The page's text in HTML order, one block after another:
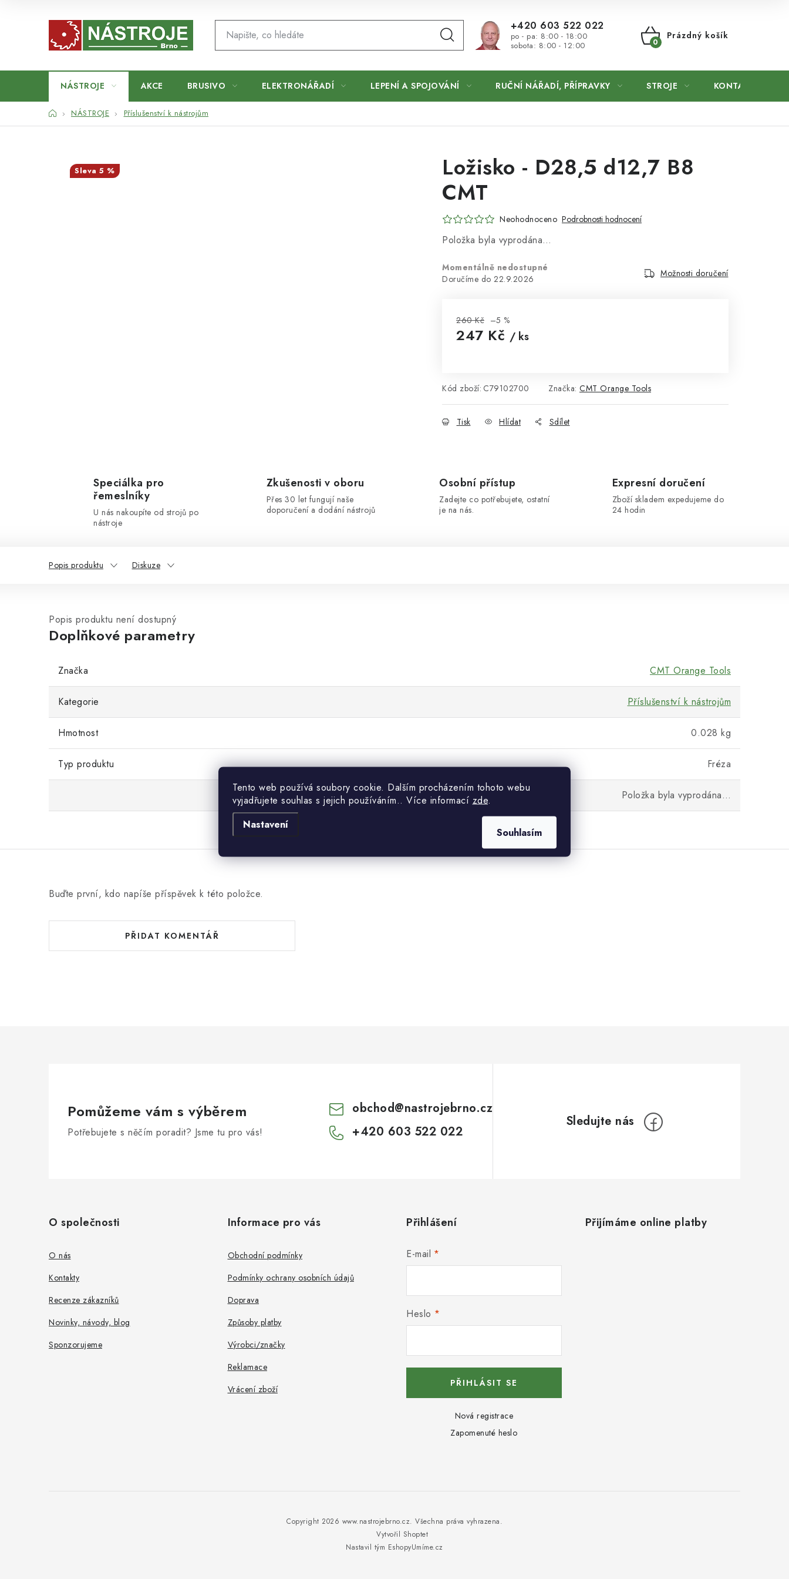
Tento web používá soubory cookie. Dalším procházením tohoto webu
vyjadřujete souhlas s jejich používáním.. Více informací zde.
Nastavení
Souhlasím
+420 603 522 022
po - pa: 8:00 - 18:00
sobota: 8:00 - 12:00
NÁKUPNÍ
Prázdný košík
NÁSTROJE AKCE BRUSIVO ELEKTRONÁŘADÍ LEPENÍ A SPOJOVÁNÍ RUČNÍ NÁŘADÍ, PŘÍPRAVKY STROJE KONTAKTY
DomůNÁSTROJE Příslušenství k nástrojům
Ložisko - D28,5 d12,7 B8
CMT
Neohodnoceno Podrobnosti hodnocení
Položka byla vyprodána…
Momentálně nedostupné
22.9.2026
Možnosti doručení
260 Kč –5 %
247 Kč / ks
Kód zboží: C79102700 Značka: CMT Orange Tools
Tisk Hlídat Sdílet
5 %
Speciálka pro
řemeslníky
U nás nakoupíte od strojů po
nástroje
Zkušenosti v oboru
Přes 30 let fungují naše
doporučení a dodání nástrojů
Osobní přístup
Zadejte co potřebujete, ostatní
je na nás.
Expresní doručení
Zboží skladem expedujeme do
24 hodin
Popis produktu Diskuze
Popis produktu není dostupný
Doplňkové parametry
Značka CMT Orange Tools
Kategorie Příslušenství k nástrojům
Hmotnost 0.028 kg
Typ produktu Fréza
Položka byla vyprodána…
Buďte první, kdo napíše příspěvek k této položce.
PŘIDAT KOMENTÁŘ
Pomůžeme vám s výběrem
Potřebujete s něčím poradit? Jsme tu pro vás!
obchod@nastrojebrno.cz
+420 603 522 022
O společnosti
O nás
Kontakty
Recenze zákazníků
Novinky, návody, blog
Sponzorujeme
Informace pro vás
Obchodní podmínky
Podmínky ochrany osobních údajů
Doprava
Způsoby platby
Výrobci/značky
Reklamace
Vrácení zboží
Přihlášení
E-mail
Heslo
PŘIHLÁSIT SE
Nová registrace
Zapomenuté heslo
Přijímáme online platby
Vytvořil Shoptet
Nastavil tým EshopyUmíme.cz
Copyright 2026 www.nastrojebrno.cz. Všechna práva vyhrazena.